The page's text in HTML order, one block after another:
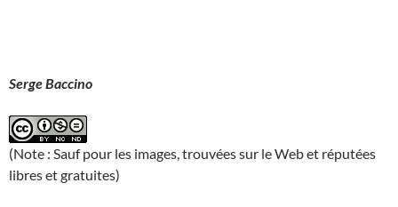
Serge Baccino
(Note : Sauf pour les images, trouvées sur le Web et réputées
libres et gratuites)